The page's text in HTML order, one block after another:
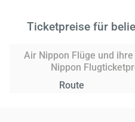
Ticketpreise für
Air Nippon Flüge und
Nippon
Route